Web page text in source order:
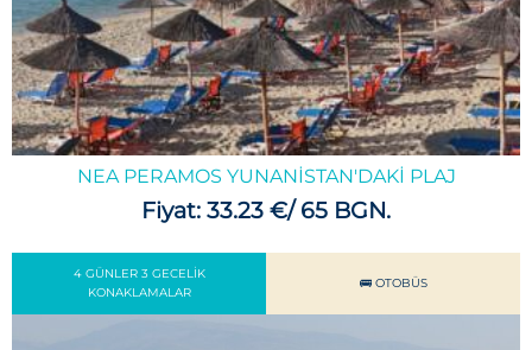
NEA PERAMOS YUNANISTAN'DAKI PLAJ
Fiyat: 33.23 €/ 65 BGN.
4 GÜNLER 3 GECELIK
KONAKLAMALAR
🚌 OTOBÜS